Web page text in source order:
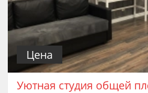
Цена
Уютная студия общей